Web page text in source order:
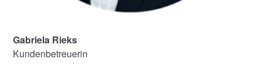
Gabriela Rieks
Kundenbetreuerin